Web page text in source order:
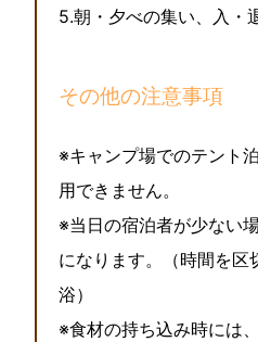
5.朝・夕べの集い、入・
その他の注意事項
※キャンプ場でのテント
用できません。
※当日の宿泊者が少ない
になります。（時間を区
浴）
※食材の持ち込み時には